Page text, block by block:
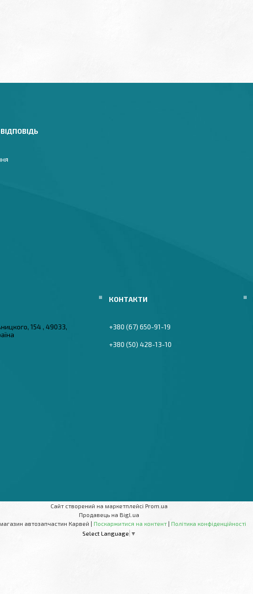
154 , 49033,
+380 (67) 650-91-19
+380 (50) 428-13-10
Сайт створений на маркетплейсі Prom.ua
Продавець на Bigl.ua
Інтернет-магазин автозапчастин Карвей | Поскаржитися на контент | Політика конфіденційності
Select Language ▼